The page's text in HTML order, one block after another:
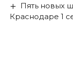
Пять новых
Краснодаре 1